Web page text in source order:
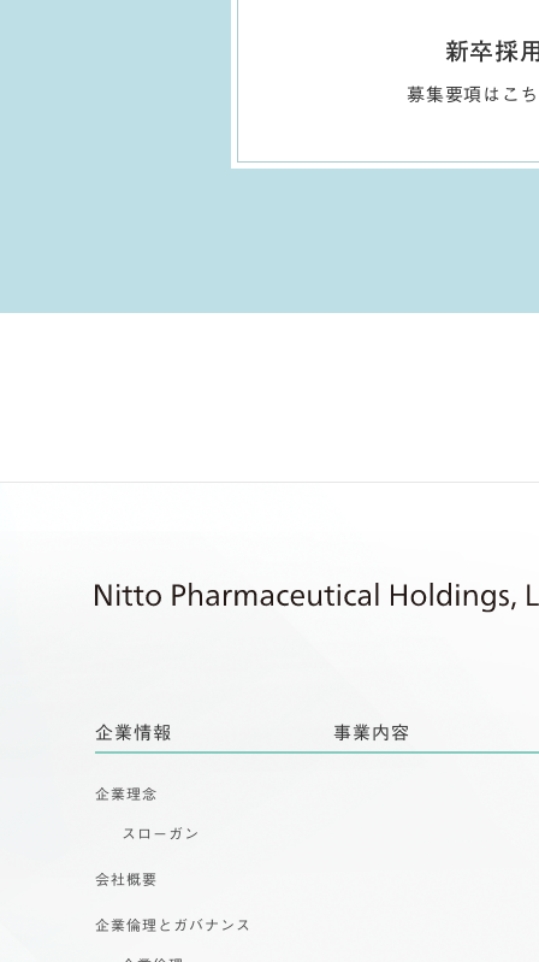
新卒採
募集要項はこ
企業情報
企業理念
スローガン
会社概要
企業倫理とガバナンス
事業内容